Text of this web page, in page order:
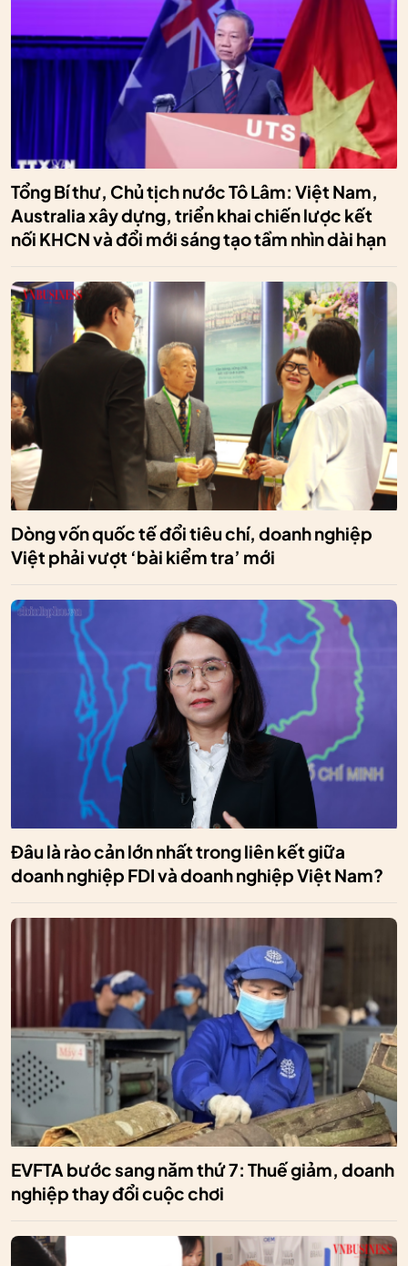
Tổng Bí thư, Chủ tịch nước Tô Lâm: Việt Nam,
Australia xây dựng, triển khai chiến lược kết
nối KHCN và đổi mới sáng tạo tầm nhìn dài hạn
Dòng vốn quốc tế đổi tiêu chí, doanh nghiệp
Việt phải vượt ‘bài kiểm tra’ mới
Đâu là rào cản lớn nhất trong liên kết giữa
doanh nghiệp FDI và doanh nghiệp Việt Nam?
EVFTA bước sang năm thứ 7: Thuế giảm, doanh
nghiệp thay đổi cuộc chơi